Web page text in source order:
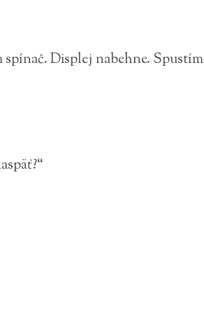
Displej nabehne. Spustím